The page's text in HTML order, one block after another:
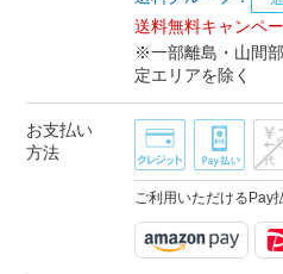
送料無料キャンペ
※一部離島・山間
定エリアを除く
お支払い
方法
ご利用いただけるPay